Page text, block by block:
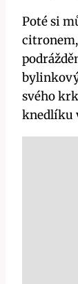
Poté ‍si
svého⁣
knedlíku